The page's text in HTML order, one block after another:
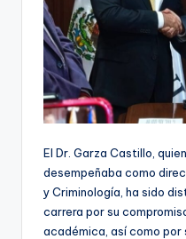
El Dr. Garza Castillo,
desempeñaba como
y Criminología, ha sido
carrera por su
académica, así como por